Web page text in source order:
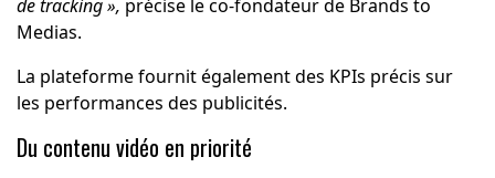
de tracking », précise le co-fondateur de Brands to
Medias.
La plateforme fournit également des KPIs précis sur
les performances des publicités.
Du contenu vidéo en priorité